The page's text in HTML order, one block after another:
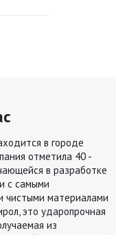
в городе
отметила 40 -
в разработке
с самыми
чистыми материалами
это ударопрочная
из